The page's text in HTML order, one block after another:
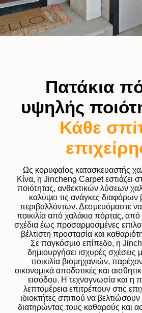
Πατάκια
υψηλής
Κάθε
Ως κορυφαίος κατασκευαστής
Κίνα, η Jincheng Carpet εστιάζει
ποιότητας, ανθεκτικών λύσεων
καλύψει τις ανάγκες διαφόρων
περιβαλλόντων. Δεσμευόμαστε
ποικιλία από χαλάκια πόρτας, από
σχέδια έως προσαρμοσμένες
βέλτιστη προστασία και
Σε παγκόσμιο επίπεδο, η
δημιουργήσει ισχυρές σχέσεις
ποικιλία βιομηχανιών,
οικονομικά αποδοτικές και
εισόδου. Η τεχνογνωσία και η
λεπτομέρεια επιτρέπουν στις
ιδιοκτήτες σπιτιού να
διατηρώντας τους καθαρούς και